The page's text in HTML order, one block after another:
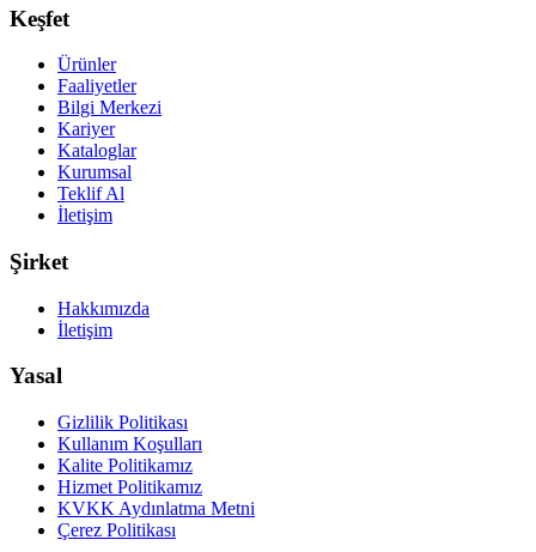
Keşfet
Ürünler
Faaliyetler
Bilgi Merkezi
Kariyer
Kataloglar
Kurumsal
Teklif Al
İletişim
Şirket
Hakkımızda
İletişim
Yasal
Gizlilik Politikası
Kullanım Koşulları
Kalite Politikamız
Hizmet Politikamız
KVKK Aydınlatma Metni
Çerez Politikası